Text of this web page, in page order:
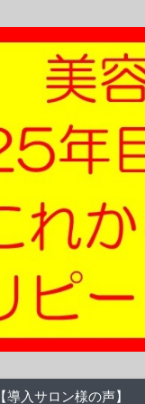
【導入サロン様の声】